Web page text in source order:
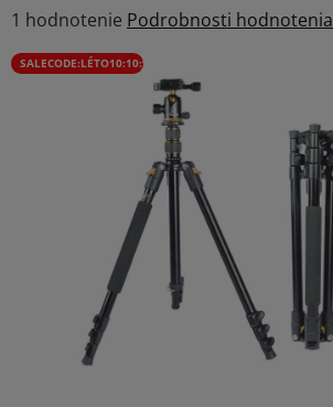
Priemerné
hodnotenie
produktu
1 hodnotenie Podrobnosti hodnotenia
SALECODE:LÉTO10:10:%